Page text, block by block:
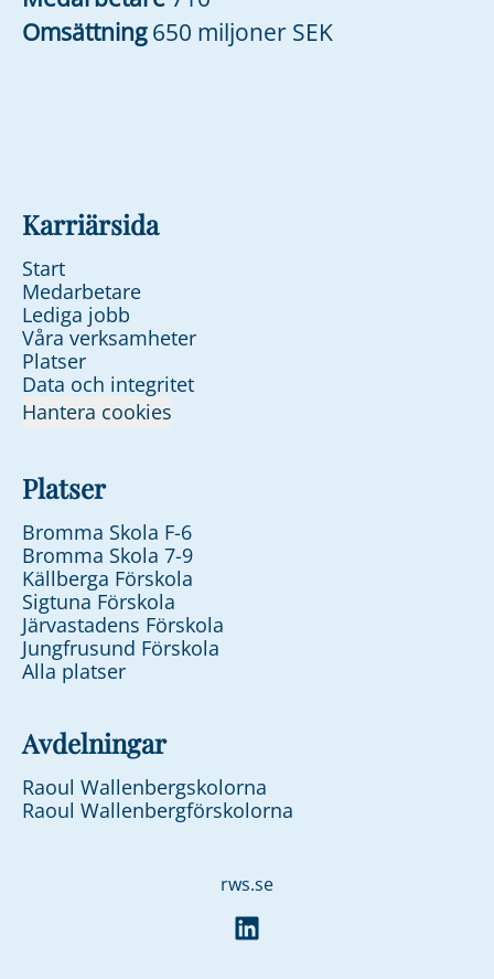
Omsättning650 miljoner SEK
Karriärsida
Start
Medarbetare
Lediga jobb
Våra verksamheter
Platser
Data och integritet
Hantera cookies
Platser
Bromma Skola F-6
Bromma Skola 7-9
Källberga Förskola
Sigtuna Förskola
Järvastadens Förskola
Jungfrusund Förskola
Alla platser
Avdelningar
Raoul Wallenbergskolorna
Raoul Wallenbergförskolorna
rws.se